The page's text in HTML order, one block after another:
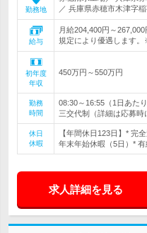
勤務地
／ 兵庫県赤穂市木津字
給与
月給204,400円～
規定により優遇します
初年度
年収
450万円～550万円
勤務
時間
08:30～16:55（1日あた
三交代制（詳細は応募時
休日
休暇
【年間休日123日】* 完
年末年始休暇（5日）* 有
求人詳細を見る